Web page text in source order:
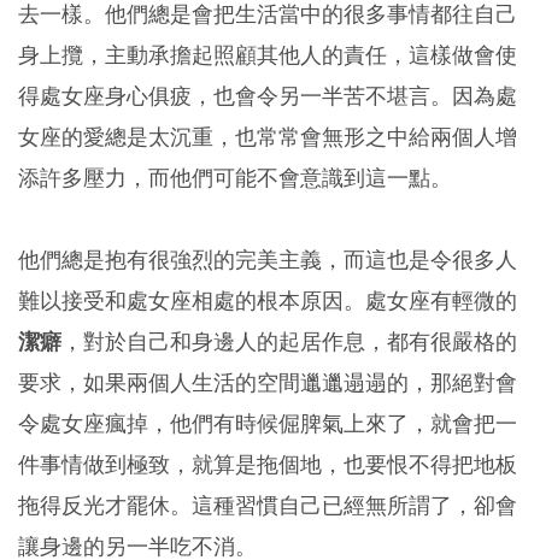
去一樣。他們總是會把生活當中的很多事情都往自己
身上攬，主動承擔起照顧其他人的責任，這樣做會使
得處女座身心俱疲，也會令另一半苦不堪言。因為處
女座的愛總是太沉重，也常常會無形之中給兩個人增
添許多壓力，而他們可能不會意識到這一點。
他們總是抱有很強烈的完美主義，而這也是令很多人
難以接受和處女座相處的根本原因。處女座有輕微的
潔癖 ，對於自己和身邊人的起居作息，都有很嚴格的
要求，如果兩個人生活的空間邋邋遢遢的，那絕對會
令處女座瘋掉，他們有時候倔脾氣上來了，就會把一
件事情做到極致，就算是拖個地，也要恨不得把地板
拖得反光才罷休。這種習慣自己已經無所謂了，卻會
讓身邊的另一半吃不消。